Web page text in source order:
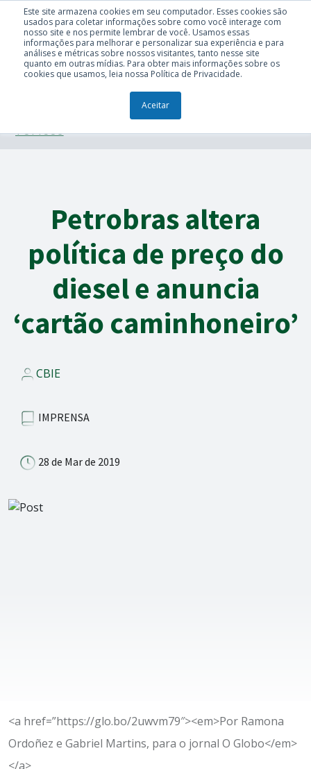
Este site armazena cookies em seu computador. Esses cookies são
usados para coletar informações sobre como você interage com
nosso site e nos permite lembrar de você. Usamos essas
informações para melhorar e personalizar sua experiência e para
análises e métricas sobre nossos visitantes, tanto nesse site
quanto em outras mídias. Para obter mais informações sobre os
cookies que usamos, leia nossa Política de Privacidade.
Aceitar
TÓPICOS
Petrobras altera
política de preço do
diesel e anuncia
‘cartão caminhoneiro’
CBIE
IMPRENSA
28 de Mar de 2019
<a href=”https://glo.bo/2uwvm79″><em>Por Ramona
Ordoñez e Gabriel Martins, para o jornal O Globo</em>
</a>